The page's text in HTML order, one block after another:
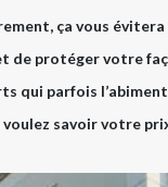
ça vous
de protéger votre
qui parfois
savoir votre